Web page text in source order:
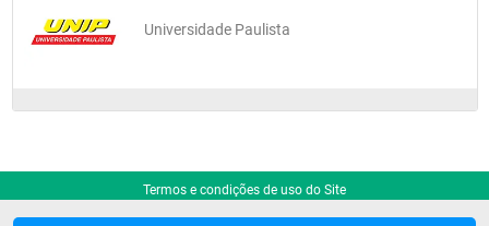
Universidade Paulista
Termos e condições de uso do Site